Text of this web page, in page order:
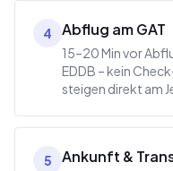
4 Abflug am GAT
15–20 Min vor
EDDB – kein
steigen direkt am
5 Ankunft &